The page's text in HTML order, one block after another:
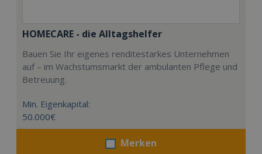
HOMECARE - die Alltagshelfer
Bauen Sie Ihr eigenes renditestarkes Unternehmen
auf – im Wachstumsmarkt der ambulanten Pflege und
Betreuung.
Min. Eigenkapital:
50.000€
Merken